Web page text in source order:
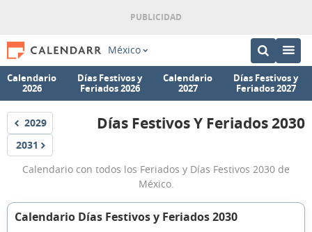
México
Calendario
2026
Días Festivos y
Feriados 2026
Calendario
2027
Días Festivos y
Feriados 2027
Festivos
2029
Días
y
Feriados
2030
Días Festivos Y Feriados 2030
Festivos
2031
Calendario con todos los Feriados y Días Festivos 2030 de
México.
Calendario Días Festivos y Feriados 2030